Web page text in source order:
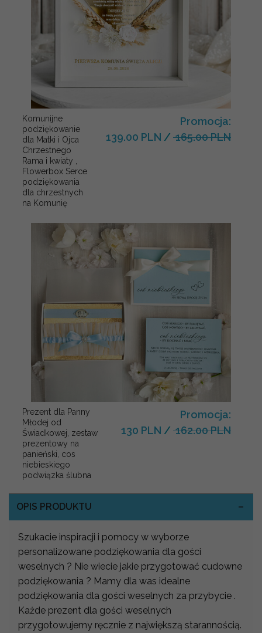
Komunijne
podziękowanie
dla Matki i Ojca
Chrzestnego
Rama i kwiaty ,
Flowerbox Serce
podziękowania
dla chrzestnych
na Komunię
Promocja:
139.00 PLN / 165.00 PLN
Prezent dla Panny
Młodej od
Świadkowej, zestaw
prezentowy na
panieński, cos
niebieskiego
podwiązka ślubna
Promocja:
130 PLN / 162.00 PLN
OPIS PRODUKTU
Szukacie inspiracji i pomocy w wyborze
personalizowane podziękowania dla gości
weselnych ? Nie wiecie jakie przygotować cudowne
podziękowania ? Mamy dla was idealne
podziękowania dla gości weselnych za przybycie .
Każde prezent dla gości weselnych
przygotowujemy ręcznie z największą starannością.